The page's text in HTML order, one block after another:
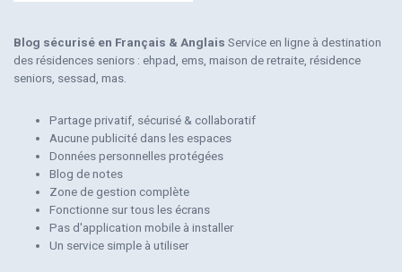
Blog sécurisé en Français & Anglais Service en ligne à destination
des résidences seniors : ehpad, ems, maison de retraite, résidence
seniors, sessad, mas.
Partage privatif, sécurisé & collaboratif
Aucune publicité dans les espaces
Données personnelles protégées
Blog de notes
Zone de gestion complète
Fonctionne sur tous les écrans
Pas d'application mobile à installer
Un service simple à utiliser